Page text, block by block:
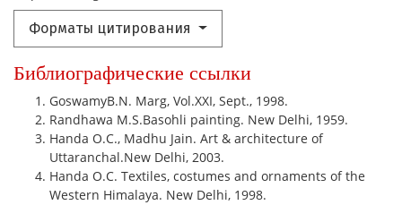
Форматы цитирования
Библиографические ссылки
GoswamyB.N. Marg, Vol.XXI, Sept., 1998.
Randhawa M.S.Basohli painting. New Delhi, 1959.
Handa O.C., Madhu Jain. Art & architecture of
Uttaranchal.New Delhi, 2003.
Handa O.C. Textiles, costumes and ornaments of the
Western Himalaya. New Delhi, 1998.